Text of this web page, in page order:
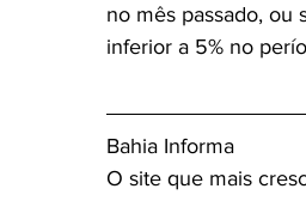
no mês passado, ou
inferior a 5% no
Bahia Informa
O site que mais